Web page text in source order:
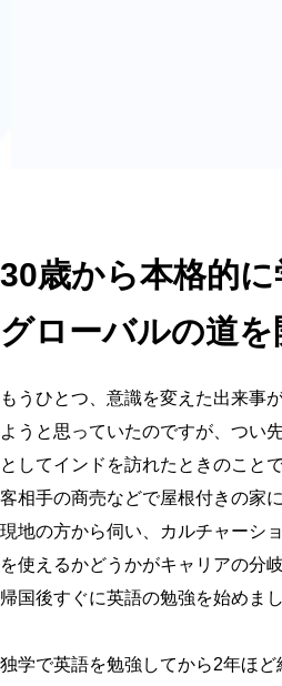
30歳から本格的
グローバルの道を
もうひとつ、意識を変えた出来事
ようと思っていたのですが、つい
としてインドを訪れたときのこと
客相手の商売などで屋根付きの家
現地の方から伺い、カルチャーシ
を使えるかどうかがキャリアの分
帰国後すぐに英語の勉強を始めまし
独学で英語を勉強してから2年ほ